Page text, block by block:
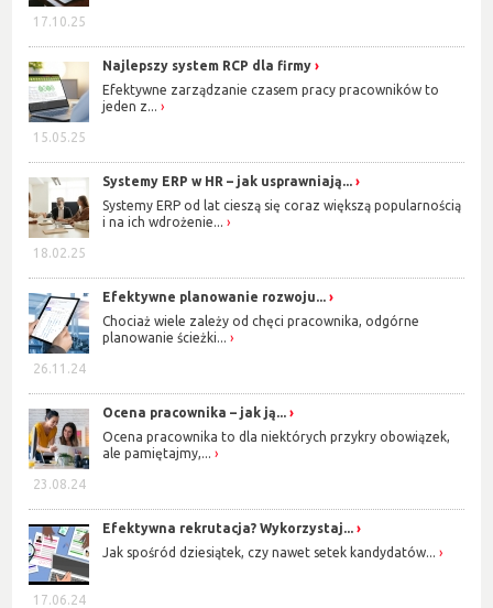
17.10.25
15.05.25
Najlepszy system RCP dla firmy
Efektywne zarządzanie czasem pracy pracowników to
jeden z...
18.02.25
Systemy ERP w HR – jak usprawniają...
Systemy ERP od lat cieszą się coraz większą popularnością
i na ich wdrożenie...
26.11.24
Efektywne planowanie rozwoju...
Chociaż wiele zależy od chęci pracownika, odgórne
planowanie ścieżki...
23.08.24
Ocena pracownika – jak ją...
Ocena pracownika to dla niektórych przykry obowiązek,
ale pamiętajmy,...
17.06.24
Efektywna rekrutacja? Wykorzystaj...
Jak spośród dziesiątek, czy nawet setek kandydatów...